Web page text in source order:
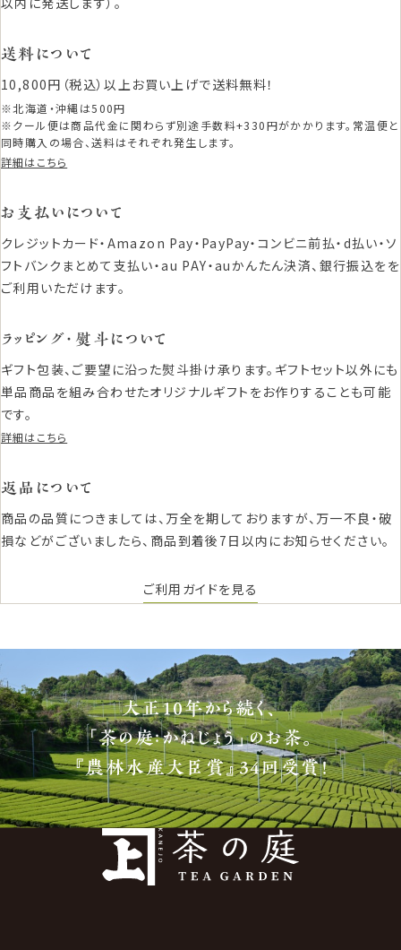
送料について
10,800円（税込）以上お買い上げで送料無料！
※北海道・沖縄は500円
※クール便は商品代金に関わらず別途手数料+330円がかかります。常温便と
同時購入の場合、送料はそれぞれ発生します。
詳細はこちら
お支払いについて
クレジットカード・Amazon Pay・PayPay・コンビニ前払・d払い・ソ
フトバンクまとめて支払い・au PAY・auかんたん決済、銀行振込をを
ご利用いただけます。
ラッピング・熨斗について
ギフト包装、ご要望に沿った熨斗掛け承ります。ギフトセット以外にも
単品商品を組み合わせたオリジナルギフトをお作りすることも可能
です。
詳細はこちら
返品について
商品の品質につきましては、万全を期しておりますが、万一不良・破
損などがございましたら、商品到着後7日以内にお知らせください。
ご利用ガイドを見る
大正10年から続く、
「茶の庭：かねじょう」のお茶。
『農林水産大臣賞』34回受賞！